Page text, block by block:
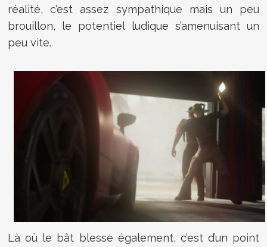
réalité, c’est assez sympathique mais un peu
brouillon, le potentiel ludique s’amenuisant un
peu vite.
Là où le bât blesse également, c’est d’un point